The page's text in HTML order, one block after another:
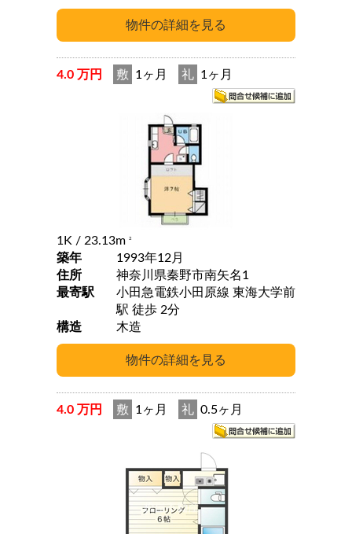
4.0 万円 敷 1ヶ月 礼 1ヶ月
1K / 23.13m 2
築年
1993年12月
住所
神奈川県秦野市南矢名1
最寄駅
小田急電鉄小田原線 東海大学前
駅 徒歩 2分
構造
木造
4.0 万円 敷 1ヶ月 礼 0.5ヶ月